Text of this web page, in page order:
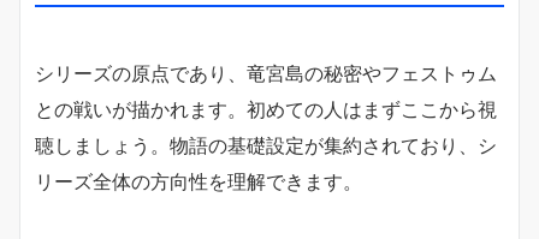
シリーズの原点であり、竜宮島の秘密やフェストゥム
との戦いが描かれます。初めての人はまずここから視
聴しましょう。物語の基礎設定が集約されており、シ
リーズ全体の方向性を理解できます。